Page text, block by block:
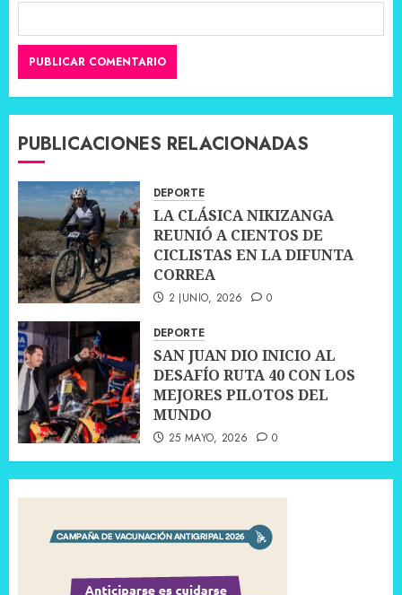
PUBLICACIONES RELACIONADAS
DEPORTE
LA CLÁSICA NIKIZANGA
REUNIÓ A CIENTOS DE
CICLISTAS EN LA DIFUNTA
CORREA
2 JUNIO, 2026 0
DEPORTE
SAN JUAN DIO INICIO AL
DESAFÍO RUTA 40 CON LOS
MEJORES PILOTOS DEL
MUNDO
25 MAYO, 2026 0